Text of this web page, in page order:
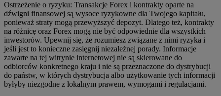
Ostrzeżenie o ryzyku: Transakcje Forex i kontrakty oparte na
dźwigni finansowej są wysoce ryzykowne dla Twojego kapitału,
ponieważ straty mogą przewyższyć depozyt. Dlatego też, kontrakty
na różnicę oraz Forex mogą nie być odpowiednie dla wszystkich
inwestorów. Upewnij się, że rozumiesz związane z nimi ryzyka i
jeśli jest to konieczne zasięgnij niezależnej porady. Informacje
zawarte na tej witrynie internetowej nie są skierowane do
odbiorców konkretnego kraju i nie są przeznaczone do dystrybucji
do państw, w których dystrybucja albo użytkowanie tych informacji
byłyby niezgodne z lokalnym prawem, wymogami i regulacjami.